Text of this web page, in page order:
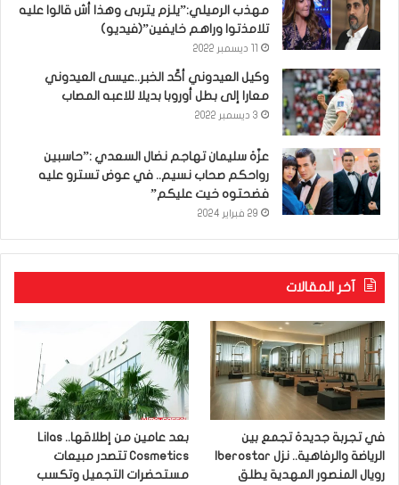
مهذب الرميلي:”يلزم يتربى وهذا أش قالوا عليه
تلامذتوا وراهم خايفين”(فيديو)
وكيل العيدوني أكّد الخبر..عيسى العيدوني
معارا إلى بطل أوروبا بديلا للاعبه المصاب
3 ديسمبر 2022
عزّة سليمان تهاجم نضال السعدي :”حاسبين
رواحكم صحاب نسيم.. في عوض تسترو عليه
فضحتوه خيت عليكم”
29 فبراير 2024
آخر المقالات
في تجربة جديدة تجمع بين
رويال المنصور المهدية يطلق
بعد عامين من إطلاقها.. Lilas
Cosmetics تتصدر مبيعات
مستحضرات التجميل وتكسب